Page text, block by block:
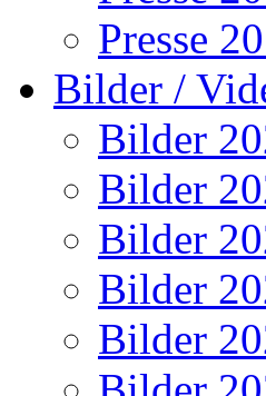
Presse
Bilder /
Bilder
Bilder
Bilder
Bilder
Bilder